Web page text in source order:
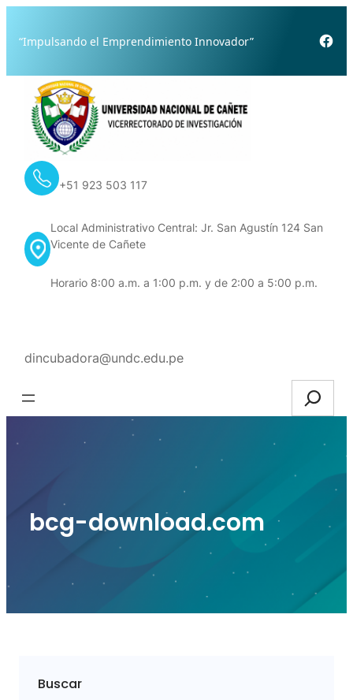
content
“Impulsando el Emprendimiento Innovador”
+51 923 503 117
Local Administrativo Central: Jr. San Agustín 124 San
Vicente de Cañete
Horario 8:00 a.m. a 1:00 p.m. y de 2:00 a 5:00 p.m.
dincubadora@undc.edu.pe
Search
bcg-download.com
Buscar